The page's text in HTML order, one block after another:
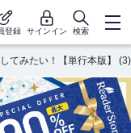
登録 サインイン 検索
てみたい！【単行本版】 (3)